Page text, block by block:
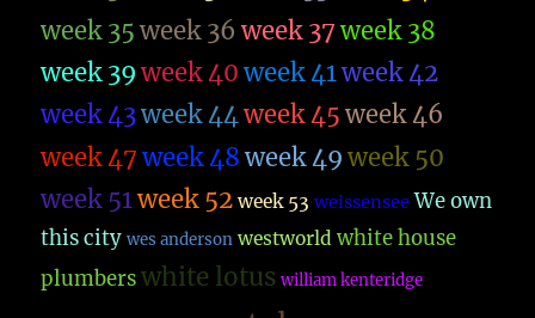
week 35 week 36 week 37 week 38
week 39 week 40 week 41week 42
week 43week 44week 45 week 46
week 47 week 48 week 49 week 50
week 51week 52 week 53 weissensee We own
this city wes anderson westworld white house
plumbers white lotus william kenteridge